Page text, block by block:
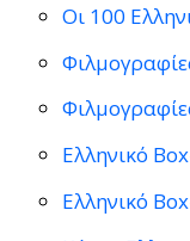
Οι 100
Ελληνικό
Ελληνικό